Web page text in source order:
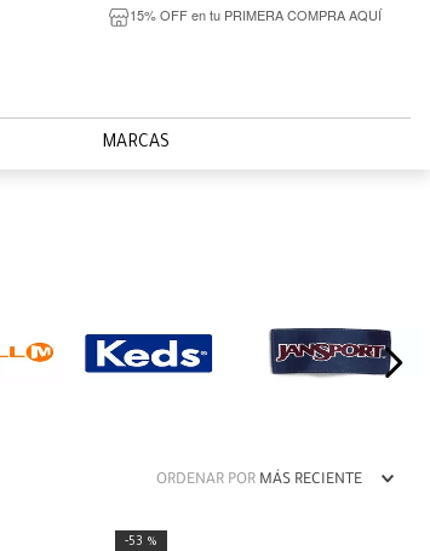
15% OFF en tu PRIMERA COMPRA AQUÍ
MARCAS
ORDENAR POR MÁS RECIENTE
53 %